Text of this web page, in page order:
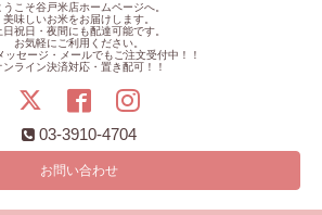
うこそ谷戸米店ホームページへ。
美味しいお米をお届けします。
日祝日・夜間にも配達可能です。
お気軽にご利用ください。
ッセージ・メールでもご注文受付中！！
ンライン決済対応・置き配可！！
03-3910-4704
お問い合わせ